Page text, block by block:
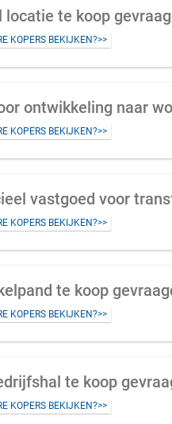
locatie te koop
KOPERS BEKIJKEN?>>
KOPERS BEKIJKEN?>>
KOPERS BEKIJKEN?>>
te koop
KOPERS BEKIJKEN?>>
te koop
KOPERS BEKIJKEN?>>